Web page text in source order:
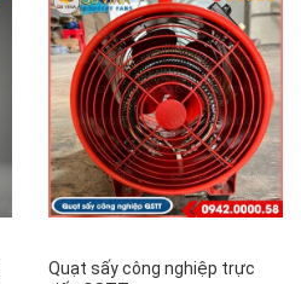
Quạt sấy công nghiệp trực